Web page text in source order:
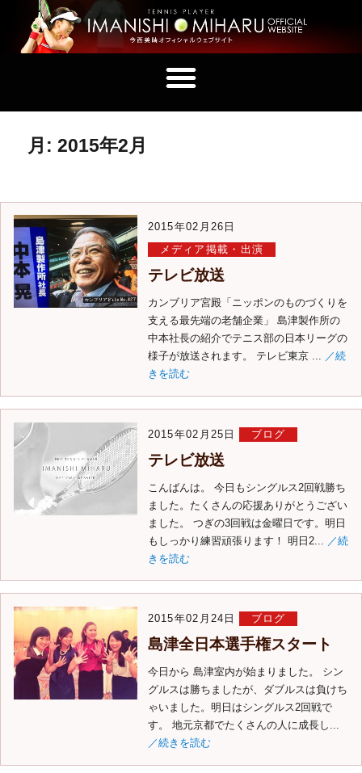
月:2015年2月
2015年02月26日
メディア掲載・出演
テレビ放送
カンブリア宮殿「ニッポンのものづくりを
支える最先端の老舗企業」 島津製作所の
中本社長の紹介でテニス部の日本リーグの
様子が放送されます。 テレビ東京 ... ／続
きを読む
2015年02月25日 ブログ
テレビ放送
こんばんは。 今日もシングルス2回戦勝ち
ました。たくさんの応援ありがとうござい
ました。 つぎの3回戦は金曜日です。明日
もしっかり練習頑張ります！ 明日2...
／続
きを読む
2015年02月24日 ブログ
島津全日本選手権スタート
今日から 島津室内が始まりました。 シン
グルスは勝ちましたが、ダブルスは負けち
ゃいました。明日はシングルス2回戦で
す。 地元京都でたくさんの人に成長し...
／続きを読む